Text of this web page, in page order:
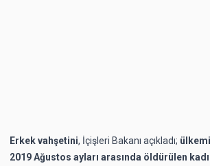
Erkek vahşetini, İçişleri Bakanı açıkladı;
2019 Ağustos ayları arasında öldürülen